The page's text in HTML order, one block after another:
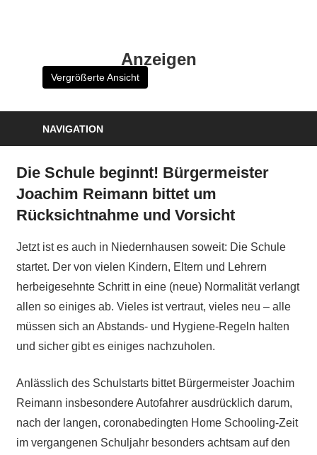
Anzeigen
Vergrößerte Ansicht
NAVIGATION
Die Schule beginnt! Bürgermeister
Joachim Reimann bittet um
Rücksichtnahme und Vorsicht
Jetzt ist es auch in Niedernhausen soweit: Die Schule
startet. Der von vielen Kindern, Eltern und Lehrern
herbeigesehnte Schritt in eine (neue) Normalität verlangt
allen so einiges ab. Vieles ist vertraut, vieles neu – alle
müssen sich an Abstands- und Hygiene-Regeln halten
und sicher gibt es einiges nachzuholen.
Anlässlich des Schulstarts bittet Bürgermeister Joachim
Reimann insbesondere Autofahrer ausdrücklich darum,
nach der langen, coronabedingten Home Schooling-Zeit
im vergangenen Schuljahr besonders achtsam auf den